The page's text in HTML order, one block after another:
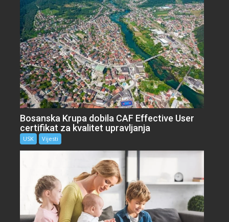
Bosanska Krupa dobila CAF Effective User
certifikat za kvalitet upravljanja
USK Vijesti